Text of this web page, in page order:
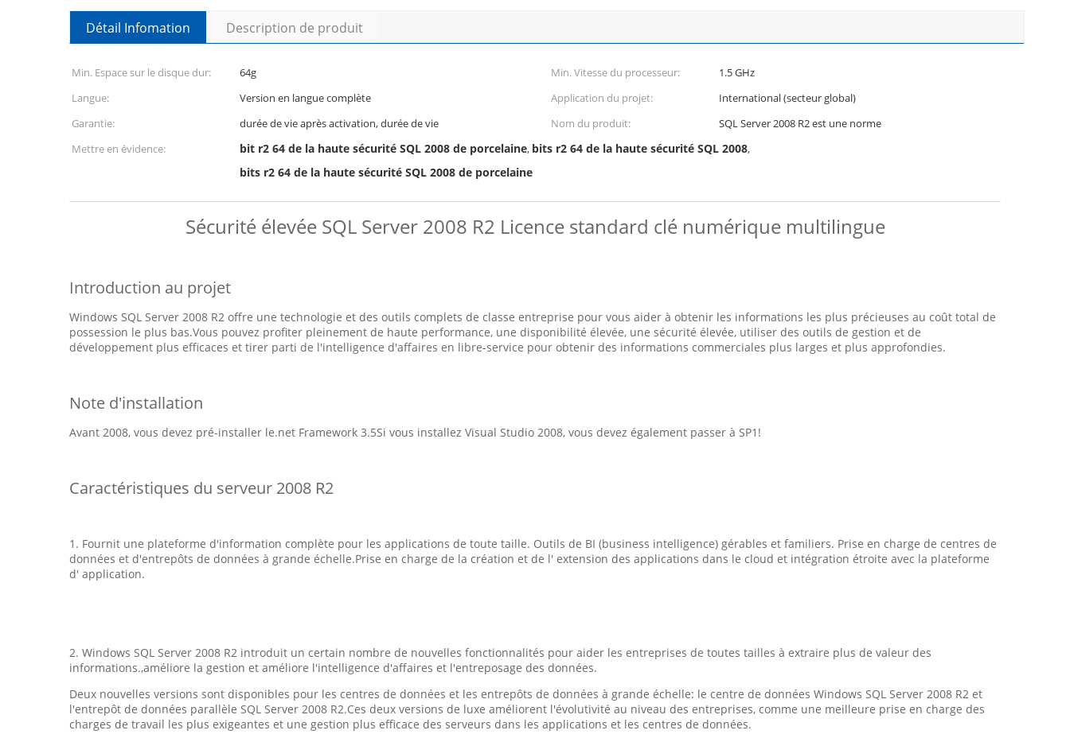
Détail Infomation Description de produit
Min. Espace sur le disque dur: 64g Min. Vitesse du processeur:
1.5 GHz
Langue:
Version en langue complète Application du projet:
International (secteur global)
Garantie:
durée de vie après activation, durée de vie Nom du produit:
SQL Server 2008 R2 est une norme
Mettre en évidence:
bit r2 64 de la haute sécurité SQL 2008 de porcelaine, bits r2 64 de la haute sécurité SQL 2008,
bits r2 64 de la haute sécurité SQL 2008 de porcelaine
Sécurité élevée SQL Server 2008 R2 Licence standard clé numérique multilingue
Introduction au projet
Windows SQL Server 2008 R2 offre une technologie et des outils complets de classe entreprise pour vous aider à obtenir les informations les plus précieuses au coût total de
possession le plus bas.Vous pouvez profiter pleinement de haute performance, une disponibilité élevée, une sécurité élevée, utiliser des outils de gestion et de
développement plus efficaces et tirer parti de l'intelligence d'affaires en libre-service pour obtenir des informations commerciales plus larges et plus approfondies.
Note d'installation
Avant 2008, vous devez pré-installer le.net Framework 3.5Si vous installez Visual Studio 2008, vous devez également passer à SP1!
Caractéristiques du serveur 2008 R2
1. Fournit une plateforme d'information complète pour les applications de toute taille. Outils de BI (business intelligence) gérables et familiers. Prise en charge de centres de
données et d'entrepôts de données à grande échelle.Prise en charge de la création et de l' extension des applications dans le cloud et intégration étroite avec la plateforme
d' application.
2. Windows SQL Server 2008 R2 introduit un certain nombre de nouvelles fonctionnalités pour aider les entreprises de toutes tailles à extraire plus de valeur des
informations.,améliore la gestion et améliore l'intelligence d'affaires et l'entreposage des données.
Deux nouvelles versions sont disponibles pour les centres de données et les entrepôts de données à grande échelle: le centre de données Windows SQL Server 2008 R2 et
l'entrepôt de données parallèle SQL Server 2008 R2.Ces deux versions de luxe améliorent l'évolutivité au niveau des entreprises, comme une meilleure prise en charge des
charges de travail les plus exigeantes et une gestion plus efficace des serveurs dans les applications et les centres de données.